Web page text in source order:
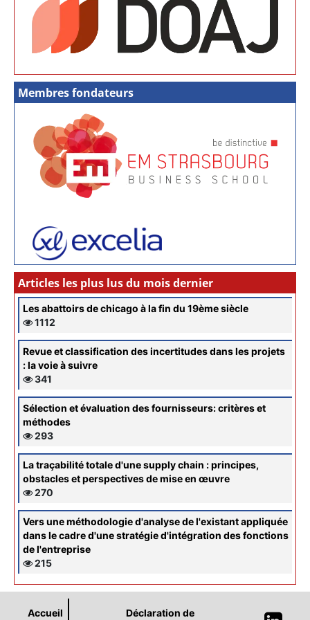
Membres fondateurs
Articles les plus lus du mois dernier
Les abattoirs de chicago à la fin du 19ème siècle
1112
Revue et classification des incertitudes dans les projets
: la voie à suivre
341
Sélection et évaluation des fournisseurs: critères et
méthodes
293
La traçabilité totale d'une supply chain : principes,
obstacles et perspectives de mise en œuvre
270
Vers une méthodologie d'analyse de l'existant appliquée
dans le cadre d'une stratégie d'intégration des fonctions
de l'entreprise
215
Accueil Déclaration de